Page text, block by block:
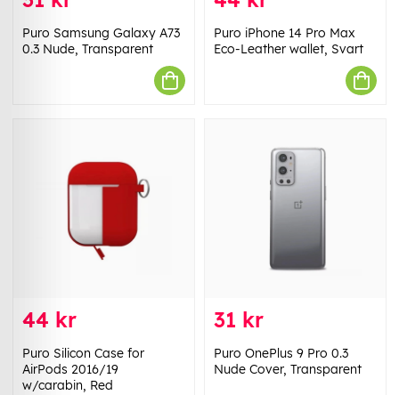
Puro Samsung Galaxy A73
0.3 Nude, Transparent
Puro iPhone 14 Pro Max
Eco-Leather wallet, Svart
44 kr
Puro Silicon Case for
AirPods 2016/19
w/carabin, Red
31 kr
Puro OnePlus 9 Pro 0.3
Nude Cover, Transparent